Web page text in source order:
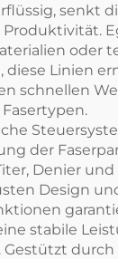
senkt
oder
diese Linien
schnellen
der
Denier
Design
stabile
Gestützt